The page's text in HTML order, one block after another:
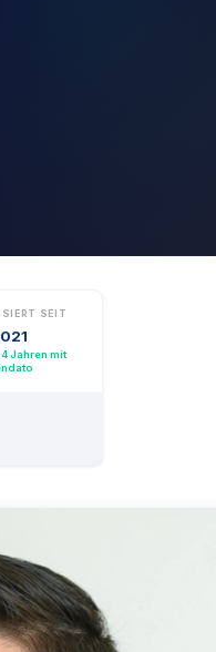
SEIT
Jahren mit